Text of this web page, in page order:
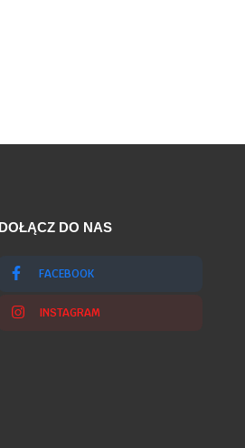
DOŁĄCZ DO NAS
FACEBOOK
INSTAGRAM